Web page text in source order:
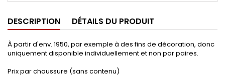
DESCRIPTION DÉTAILS DU PRODUIT
À partir d'env. 1950, par exemple à des fins de décoration, donc
uniquement disponible individuellement et non par paires.
Prix par chaussure (sans contenu)